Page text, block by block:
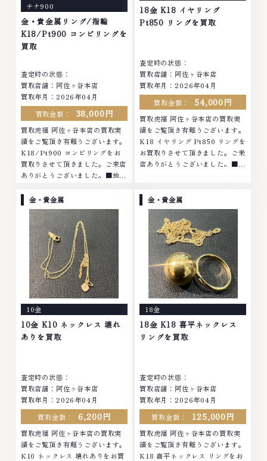
チナ900
金・貴金属リング/指輪
K18/Pt900 コンビリングを
買取
査定時の状態：
買取店舗：阿佐ヶ谷本店
買取年月：2026年04月
買取金額：
38,000円
買取虎福 阿佐ヶ谷本店の買取実
績をご覧頂き有難うございます。
K18/Pt900 コンビリングをお
買取りさせて頂きました。ご来店
ありがとうございました。■地域
ヤモンド ブランド品 ブランド衣
類 お酒買取りのことなら、お任
せくださいなかでも金・プラチナ
等のアクセサリー・貴金属・宝
石・ダイヤモンド・ジュエリーや
ブランド品・時計等は特に自信を
持って、高額査定を実現しており
ます。 古くて使わなくなってし
まったアクセサリー、動かなくな
ってしまった腕時計、多くのお品
物の高価買取りを実現しており、
他店ではお値段の付かなかったお
品物でも、一点一点丁寧に無料で
中無休
18金 K18 イヤリング
Pt850 リングを買取
査定時の状態：
買取店舗：阿佐ヶ谷本店
買取年月：2026年04月
買取金額：
54,000円
買取虎福 阿佐ヶ谷本店の買取実
績をご覧頂き有難うございます。
K18 イヤリング Pt850 リングを
お買取りさせて頂きました。ご来
店ありがとうございました。■地
衣類 お酒買取りのことなら、お
任せくださいなかでも金・プラチ
ナ等のアクセサリー・貴金属・宝
石・ダイヤモンド・ジュエリーや
ブランド品・時計等は特に自信を
持って、高額査定を実現しており
ます。 古くて使わなくなってし
まったアクセサリー、動かなくな
ってしまった腕時計、多くのお品
物の高価買取りを実現しており、
他店ではお値段の付かなかったお
品物でも、一点一点丁寧に無料で
査定します。お気軽にご連絡くだ
金・貴金属
10金
10金 K10 ネックレス 壊れ
ありを買取
査定時の状態：
買取店舗：阿佐ヶ谷本店
買取年月：2026年04月
買取金額：
6,200円
買取虎福 阿佐ヶ谷本店の買取実
績をご覧頂き有難うございます。
K10 ネックレス 壊れありをお買
金・貴金属
18金
18金 K18 喜平ネックレス
リングを買取
査定時の状態：
買取店舗：阿佐ヶ谷本店
買取年月：2026年04月
買取金額：
125,000円
買取虎福 阿佐ヶ谷本店の買取実
績をご覧頂き有難うございます。
K18 喜平ネックレス リングをお